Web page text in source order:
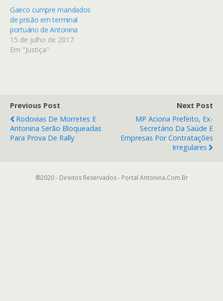
Gaeco cumpre mandados
de prisão em terminal
portuário de Antonina
15 de julho de 2017
Em "Justiça"
Previous Post
Rodovias De Morretes E
Antonina Serão Bloqueadas
Para Prova De Rally
Next Post
MP Aciona Prefeito, Ex-
Secretário Da Saúde E
Empresas Por Contratações
Irregulares
®2020 - Direitos Reservados - Portal Antonina.Com.Br